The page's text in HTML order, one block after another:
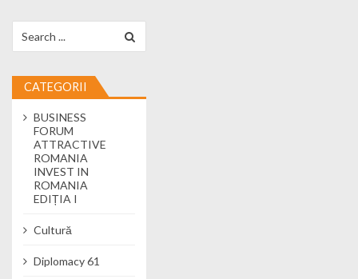
CATEGORII
BUSINESS
FORUM
ATTRACTIVE
ROMANIA
INVEST IN
ROMANIA
EDIȚIA I
Cultură
Diplomacy 61